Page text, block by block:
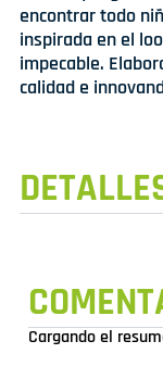
encontrar todo
inspirada en el
impecable.
calidad e
Cargando el